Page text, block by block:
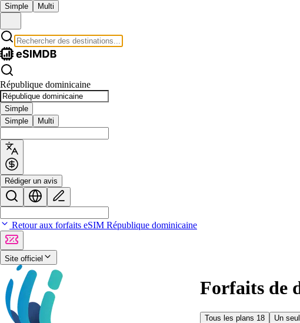
Simple Multi
République dominicaine
Simple
Simple
Multi
Rédiger un avis
Retour aux forfaits eSIM République dominicaine
Site officiel
Forfaits de
Tous les plans 18 Un